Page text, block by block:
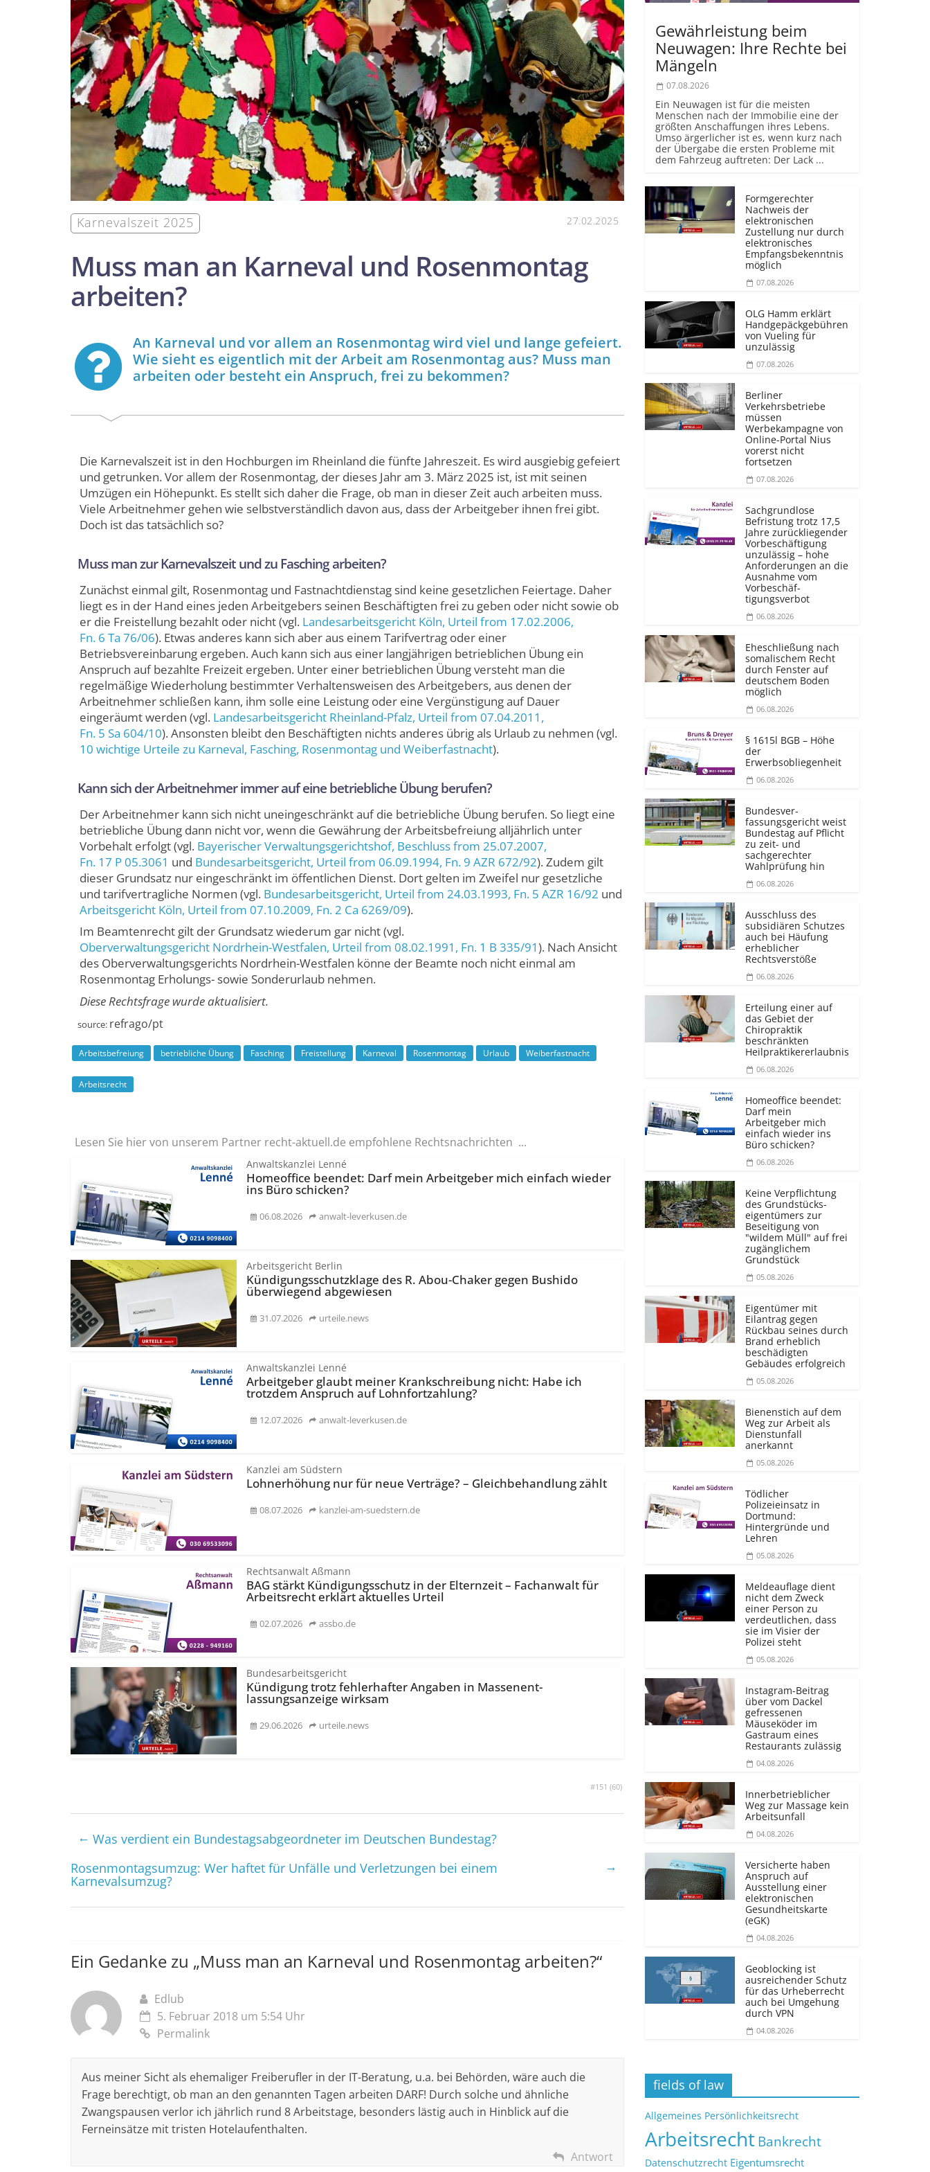
Karnevalszeit 2025 27.02.2025
Muss man an Karneval und Rosenmontag
arbeiten?
An Karneval und vor allem an Rosenmontag wird viel und lange gefeiert.
Wie sieht es eigentlich mit der Arbeit am Rosenmontag aus? Muss man
arbeiten oder besteht ein Anspruch, frei zu bekommen?
Die Karnevalszeit ist in den Hochburgen im Rheinland die fünfte Jahreszeit. Es wird ausgiebig gefeiert
und getrunken. Vor allem der Rosenmontag, der dieses Jahr am 3. März 2025 ist, ist mit seinen
Umzügen ein Höhepunkt. Es stellt sich daher die Frage, ob man in dieser Zeit auch arbeiten muss.
Viele Arbeitnehmer gehen wie selbstverständlich davon aus, dass der Arbeitgeber ihnen frei gibt.
Doch ist das tatsächlich so?
Muss man zur Karnevalszeit und zu Fasching arbeiten?
Zunächst einmal gilt, Rosenmontag und Fastnachtdienstag sind keine gesetzlichen Feiertage. Daher
liegt es in der Hand eines jeden Arbeitgebers seinen Beschäftigten frei zu geben oder nicht sowie ob
er die Freistellung bezahlt oder nicht (vgl. Landesarbeitsgericht Köln, Urteil from 17.02.2006,
Fn. 6 Ta 76/06). Etwas anderes kann sich aber aus einem Tarifvertrag oder einer
Betriebsvereinbarung ergeben. Auch kann sich aus einer langjährigen betrieblichen Übung ein
Anspruch auf bezahlte Freizeit ergeben. Unter einer betrieblichen Übung versteht man die
regelmäßige Wiederholung bestimmter Verhaltensweisen des Arbeitgebers, aus denen der
Arbeitnehmer schließen kann, ihm solle eine Leistung oder eine Vergünstigung auf Dauer
eingeräumt werden (vgl. Landesarbeitsgericht Rheinland-Pfalz, Urteil from 07.04.2011,
Fn. 5 Sa 604/10). Ansonsten bleibt den Beschäftigten nichts anderes übrig als Urlaub zu nehmen (vgl.
10 wichtige Urteile zu Karneval, Fasching, Rosenmontag und Weiberfastnacht).
Kann sich der Arbeitnehmer immer auf eine betriebliche Übung berufen?
Der Arbeitnehmer kann sich nicht uneingeschränkt auf die betriebliche Übung berufen. So liegt eine
betriebliche Übung dann nicht vor, wenn die Gewährung der Arbeitsbefreiung alljährlich unter
Vorbehalt erfolgt (vgl. Bayerischer Verwaltungsgerichtshof, Beschluss from 25.07.2007,
Fn. 17 P 05.3061 und Bundesarbeitsgericht, Urteil from 06.09.1994, Fn. 9 AZR 672/92). Zudem gilt
dieser Grundsatz nur eingeschränkt im öffentlichen Dienst. Dort gelten im Zweifel nur gesetzliche
und tarifvertragliche Normen (vgl. Bundesarbeitsgericht, Urteil from 24.03.1993, Fn. 5 AZR 16/92 und
Arbeitsgericht Köln, Urteil from 07.10.2009, Fn. 2 Ca 6269/09).
Im Beamtenrecht gilt der Grundsatz wiederum gar nicht (vgl.
Oberverwaltungsgericht Nordrhein-Westfalen, Urteil from 08.02.1991, Fn. 1 B 335/91). Nach Ansicht
des Oberverwaltungsgerichts Nordrhein-Westfalen könne der Beamte noch nicht einmal am
Rosenmontag Erholungs- sowie Sonderurlaub nehmen.
Diese Rechtsfrage wurde aktualisiert.
source: refrago/pt
Arbeitsbefreiung betriebliche Übung Fasching Freistellung Karneval Rosenmontag Urlaub Weiberfastnacht
Arbeitsrecht
#151 (60)
Lesen Sie hier von unserem Partner recht-aktuell.de empfohlene Rechtsnachrichten ...
Anwaltskanzlei Lenné
Homeoffice beendet: Darf mein Arbeitgeber mich einfach wieder
ins Büro schicken?
06.08.2026 anwalt-leverkusen.de
Arbeitsgericht Berlin
Kündigungs­schutzklage des R. Abou-Chaker gegen Bushido
überwiegend abgewiesen
31.07.2026 urteile.news
Anwaltskanzlei Lenné
Arbeitgeber glaubt meiner Krankschreibung nicht: Habe ich
trotzdem Anspruch auf Lohnfortzahlung?
12.07.2026 anwalt-leverkusen.de
Kanzlei am Südstern
Lohnerhöhung nur für neue Verträge? – Gleichbehandlung zählt
08.07.2026 kanzlei-am-suedstern.de
Rechtsanwalt Aßmann
BAG stärkt Kündigungsschutz in der Elternzeit – Fachanwalt für
Arbeitsrecht erklärt aktuelles Urteil
02.07.2026 assbo.de
Bundesarbeitsgericht
Kündigung trotz fehlerhafter Angaben in Massenent­
lassungsanzeige wirksam
29.06.2026 urteile.news
← Was verdient ein Bundestags­abgeordneter im Deutschen Bundestag?
Rosenmontagsumzug: Wer haftet für Unfälle und Verletzungen bei einem
Karnevalsumzug?
→
Ein Gedanke zu „Muss man an Karneval und Rosenmontag arbeiten?“
Edlub
5. Februar 2018 um 5:54 Uhr
Permalink
Aus meiner Sicht als ehemaliger Freiberufler in der IT-Beratung, u.a. bei Behörden, wäre auch die
Frage berechtigt, ob man an den genannten Tagen arbeiten DARF! Durch solche und ähnliche
Zwangspausen verlor ich jährlich rund 8 Arbeitstage, besonders lästig auch in Hinblick auf die
Ferneinsätze mit tristen Hotelaufenthalten.
Antwort
Gewährleistung beim
Neuwagen: Ihre Rechte bei
Mängeln
07.08.2026
Ein Neuwagen ist für die meisten
Menschen nach der Immobilie eine der
größten Anschaffungen ihres Lebens.
Umso ärgerlicher ist es, wenn kurz nach
der Übergabe die ersten Probleme mit
dem Fahrzeug auftreten: Der Lack ...
Formgerechter
Nachweis der
elektronischen
Zustellung nur durch
elektronisches
Empfangsbekenntnis
möglich
07.08.2026
OLG Hamm erklärt
Handgepäckgebühren
von Vueling für
unzulässig
07.08.2026
Berliner
Verkehrsbetriebe
müssen
Werbekampagne von
Online-Portal Nius
vorerst nicht
fortsetzen
07.08.2026
Sachgrundlose
Befristung trotz 17,5
Jahre zurückliegender
Vorbeschäftigung
unzulässig – hohe
Anforderungen an die
Ausnahme vom
Vorbeschäf­
tigungsverbot
06.08.2026
Eheschließung nach
somalischem Recht
durch Fenster auf
deutschem Boden
möglich
06.08.2026
§ 1615l BGB – Höhe
der
Erwerbsobliegenheit
06.08.2026
Bundesver­
fassungsgericht weist
Bundestag auf Pflicht
zu zeit- und
sachgerechter
Wahlprüfung hin
06.08.2026
Ausschluss des
subsidiären Schutzes
auch bei Häufung
erheblicher
Rechtsverstöße
06.08.2026
Erteilung einer auf
das Gebiet der
Chiropraktik
beschränkten
Heilprakti­kererlaubnis
06.08.2026
Homeoffice beendet:
Darf mein
Arbeitgeber mich
einfach wieder ins
Büro schicken?
06.08.2026
Keine Verpflichtung
des Grundstücks­
eigentümers zur
Beseitigung von
"wildem Müll" auf frei
zugänglichem
Grundstück
05.08.2026
Eigentümer mit
Eilantrag gegen
Rückbau seines durch
Brand erheblich
beschädigten
Gebäudes erfolgreich
05.08.2026
Bienenstich auf dem
Weg zur Arbeit als
Dienstunfall
anerkannt
05.08.2026
Tödlicher
Polizeieinsatz in
Dortmund:
Hintergründe und
Lehren
05.08.2026
Meldeauflage dient
nicht dem Zweck
einer Person zu
verdeutlichen, dass
sie im Visier der
Polizei steht
05.08.2026
Instagram-Beitrag
über vom Dackel
gefressenen
Mäuseköder im
Gastraum eines
Restaurants zulässig
04.08.2026
Innerbetrieblicher
Weg zur Massage kein
Arbeitsunfall
04.08.2026
Versicherte haben
Anspruch auf
Ausstellung einer
elektronischen
Gesundheitskarte
(eGK)
04.08.2026
Geoblocking ist
ausreichender Schutz
für das Urheberrecht
auch bei Umgehung
durch VPN
04.08.2026
fields of law
Allgemeines Persönlichkeitsrecht
ArbeitsrechtBankrecht
Datenschutzrecht Eigentumsrecht